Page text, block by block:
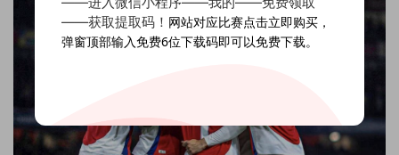
——获取提取码！ 网站对应比赛点击立即购买，
弹窗顶部输入免费6位下载码即可以免费下载。